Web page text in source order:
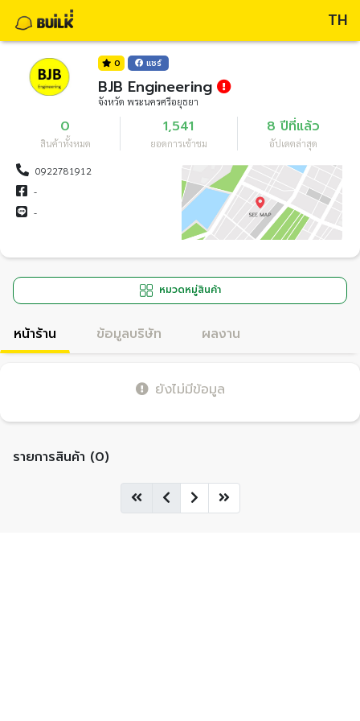
TH
0 แชร์
BJB Engineering
จังหวัด พระนครศรีอยุธยา
0
สินค้าทั้งหมด
1,541
ยอดการเข้าชม
8 ปีที่แล้ว
อัปเดตล่าสุด
0922781912
-
-
หมวดหมู่สินค้า
หน้าร้าน ข้อมูลบริษัท ผลงาน
ยังไม่มีข้อมูล
รายการสินค้า (0)